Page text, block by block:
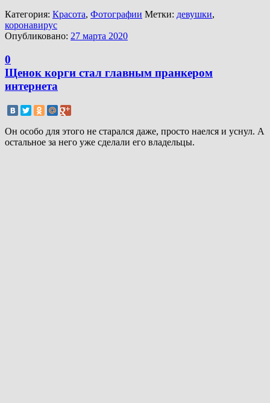
Категория: Красота, Фотографии Метки: девушки,
коронавирус
Опубликовано: 27 марта 2020
0
Щенок корги стал главным пранкером
интернета
Он особо для этого не старался даже, просто наелся и уснул. А
остальное за него уже сделали его владельцы.